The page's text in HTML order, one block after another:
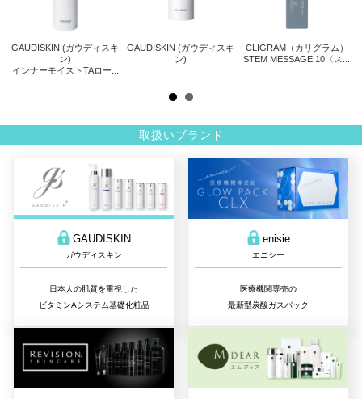
GAUDISKIN (ガウディスキ
ン)
インナーモイストTAロー...
GAUDISKIN (ガウディスキ
ン)
CLIGRAM（カリグラム）
STEM MESSAGE 10〈ス...
取扱いブランド
GAUDISKIN
ガウディスキン
日本人の肌質を重視した
ビタミンAシステム基礎化粧品
enisie
エニシー
医療機関専売の
最新型炭酸ガスパック